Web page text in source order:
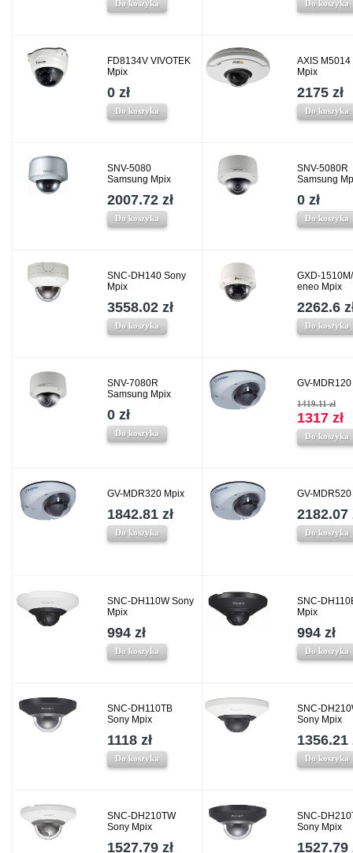
Do koszyka Do koszyka
FD8134V VIVOTEK
Mpix
0 zł
Do koszyka
AXIS M5014
Mpix
2175 zł
Do koszyka
SNV-5080
Samsung Mpix
2007.72 zł
Do koszyka
SNV-5080R
Samsung
0 zł
Do koszyka
SNC-DH140 Sony
Mpix
3558.02 zł
Do koszyka
GXD-
eneo Mpix
2262.6
Do koszyka
SNV-7080R
Samsung Mpix
0 zł
Do koszyka
GV-
1419.11 zł
1317 zł
Do koszyka
GV-MDR320 Mpix
1842.81 zł
Do koszyka
GV-
2182.07
Do koszyka
SNC-DH110W Sony
Mpix
994 zł
Do koszyka
SNC-
Mpix
994 zł
Do koszyka
SNC-DH110TB
Sony Mpix
1118 zł
Do koszyka
SNC-
Sony Mpix
1356.21
Do koszyka
SNC-DH210TW
Sony Mpix
1527.79 zł
SNC-
Sony Mpix
1527.79